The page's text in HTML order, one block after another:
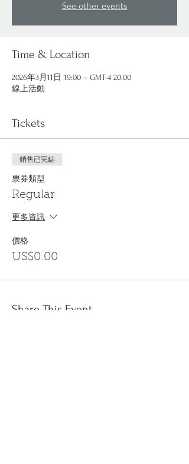
See other events
Time & Location
2026年3月11日 19:00 – GMT-4 20:00
線上活動
Tickets
銷售已完結
票券類型
Regular
更多資訊
價格
US$0.00
Share This Event